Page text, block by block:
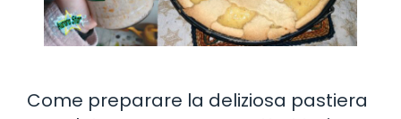
Come preparare la deliziosa pastiera